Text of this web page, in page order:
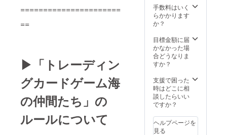
======================
==
▶「トレーディン
グカードゲーム海
の仲間たち」の
ルールについて
手数料はいく
らかかります
か？
目標金額に届
かなかった場
合どうなりま
すか？
支援で困った
時はどこに相
談したらいい
ですか？
ヘルプページを
見る